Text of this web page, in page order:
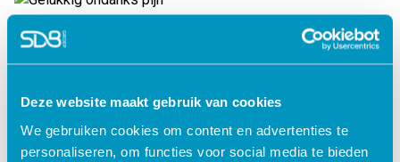
Deze website maakt gebruik van cookies
We gebruiken cookies om content en advertenties te
personaliseren, om functies voor social media te bieden
Gelukkig ondanks pijn